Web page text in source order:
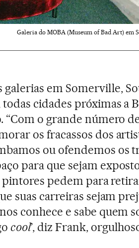
Galeria do MOBA (Museum of Bad Art) em
galerias em Somerville,
cidades próximas a
“Com o grande número
os fracassos dos
ou ofendemos os
para que sejam
pintores pedem para
suas carreiras sejam
conhece e sabe quem
cool’, diz Frank,